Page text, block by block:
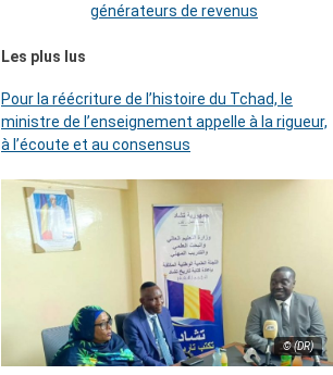
générateurs de revenus
Les plus lus
Pour la réécriture de l’histoire du Tchad, le
ministre de l’enseignement appelle à la rigueur,
à l’écoute et au consensus
© (DR)